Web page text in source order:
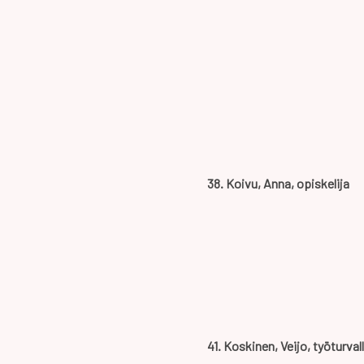
38. Koivu, Anna, opiskelija
41. Koskinen, Veijo,